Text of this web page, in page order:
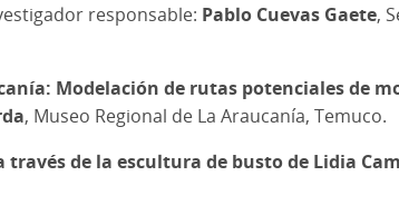
responsable: Pablo Cuevas Gaete,
Modelación de rutas potenciales de
, Museo Regional de La Araucanía, Temuco.
de la escultura de busto de Lidia